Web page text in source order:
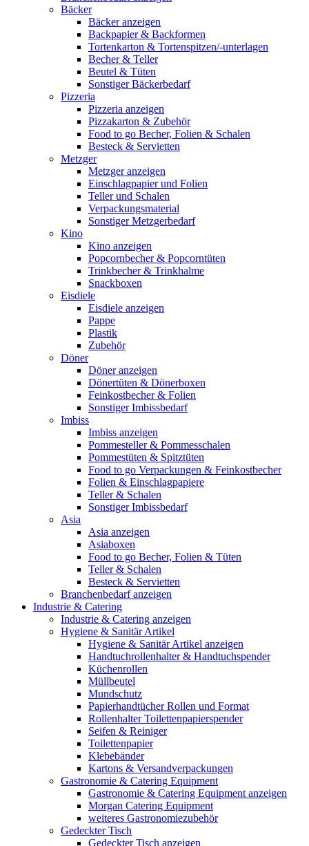
Bäcker
Bäcker anzeigen
Backpapier & Backformen
Tortenkarton & Tortenspitzen/-unterlagen
Becher & Teller
Beutel & Tüten
Sonstiger Bäckerbedarf
Pizzeria
Pizzeria anzeigen
Pizzakarton & Zubehör
Food to go Becher, Folien & Schalen
Besteck & Servietten
Metzger
Metzger anzeigen
Einschlagpapier und Folien
Teller und Schalen
Verpackungsmaterial
Sonstiger Metzgerbedarf
Kino
Kino anzeigen
Popcornbecher & Popcorntüten
Trinkbecher & Trinkhalme
Snackboxen
Eisdiele
Eisdiele anzeigen
Pappe
Plastik
Zubehör
Döner
Döner anzeigen
Dönertüten & Dönerboxen
Feinkostbecher & Folien
Sonstiger Imbissbedarf
Imbiss
Imbiss anzeigen
Pommesteller & Pommesschalen
Pommestüten & Spitztüten
Food to go Verpackungen & Feinkostbecher
Folien & Einschlagpapiere
Teller & Schalen
Sonstiger Imbissbedarf
Asia
Asia anzeigen
Asiaboxen
Food to go Becher, Folien & Tüten
Teller & Schalen
Besteck & Servietten
Branchenbedarf anzeigen
Industrie & Catering
Industrie & Catering anzeigen
Hygiene & Sanitär Artikel
Hygiene & Sanitär Artikel anzeigen
Handtuchrollenhalter & Handtuchspender
Küchenrollen
Müllbeutel
Mundschutz
Papierhandtücher Rollen und Format
Rollenhalter Toilettenpapierspender
Seifen & Reiniger
Toilettenpapier
Klebebänder
Kartons & Versandverpackungen
Gastronomie & Catering Equipment
Gastronomie & Catering Equipment anzeigen
Morgan Catering Equipment
weiteres Gastronomiezubehör
Gedeckter Tisch
Gedeckter Tisch anzeigen